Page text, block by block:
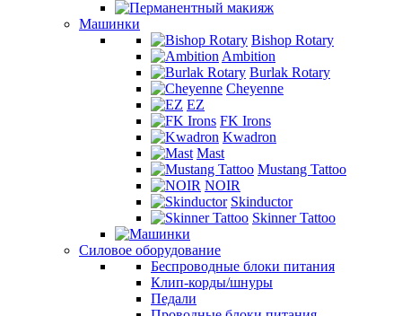
Машинки
Bishop Rotary
Ambition
Burlak Rotary
Cheyenne
EZ
FK Irons
Kwadron
Mast
Mustang Tattoo
NOIR
Skinductor
Skinner Tattoo
Силовое оборудование
Беспроводные блоки питания
Клип-корды/шнуры
Педали